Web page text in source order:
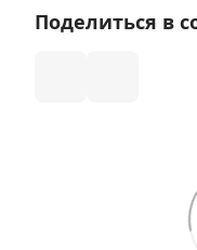
Поделиться в